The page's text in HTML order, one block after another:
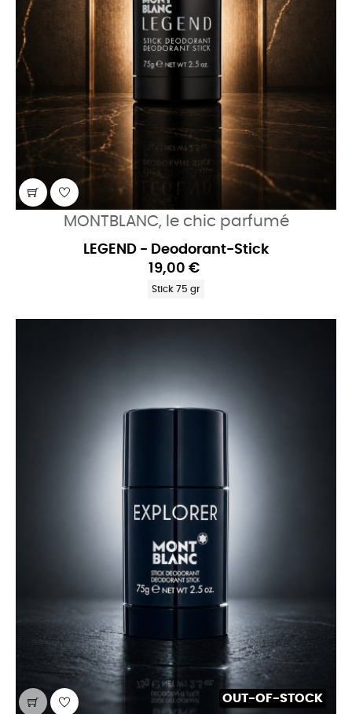
MONTBLANC, le chic parfumé
LEGEND - Deodorant-Stick
19,00 €
Stick 75 gr
OUT-OF-STOCK